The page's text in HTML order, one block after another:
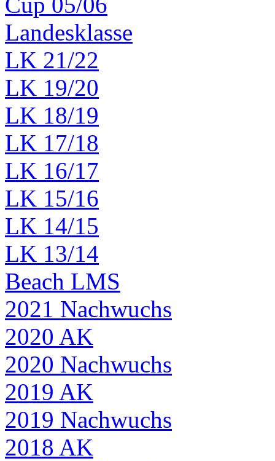
Landesklasse
LK 21/22
LK 19/20
LK 18/19
LK 17/18
LK 16/17
LK 15/16
LK 14/15
LK 13/14
Beach LMS
2021 Nachwuchs
2020 AK
2020 Nachwuchs
2019 AK
2019 Nachwuchs
2018 AK